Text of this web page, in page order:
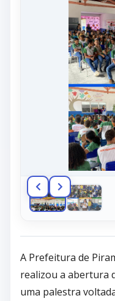
A Prefeitura de
realizou a abertura
uma palestra